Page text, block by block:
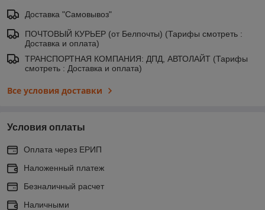
Доставка "Самовывоз"
ПОЧТОВЫЙ КУРЬЕР (от Белпочты) (Тарифы смотреть :
Доставка и оплата)
ТРАНСПОРТНАЯ КОМПАНИЯ: ДПД, АВТОЛАЙТ (Тарифы
смотреть : Доставка и оплата)
Все условия доставки
Условия оплаты
Оплата через ЕРИП
Наложенный платеж
Безналичный расчет
Наличными